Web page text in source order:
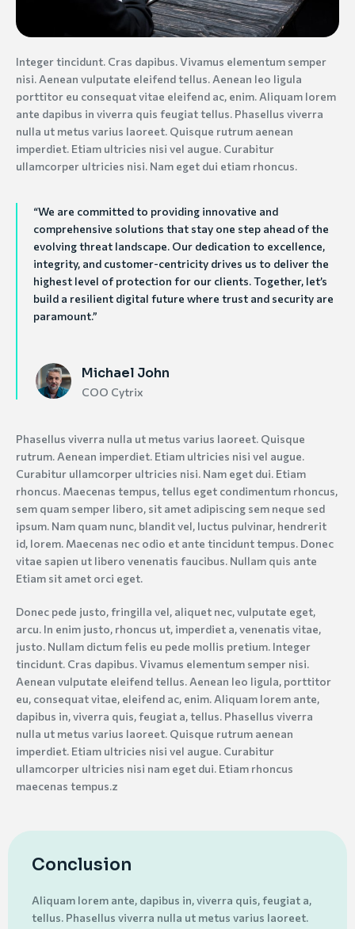
Integer tincidunt. Cras dapibus. Vivamus elementum semper
nisi. Aenean vulputate eleifend tellus. Aenean leo ligula
porttitor eu consequat vitae eleifend ac, enim. Aliquam lorem
ante dapibus in viverra quis feugiat tellus. Phasellus viverra
nulla ut metus varius laoreet. Quisque rutrum aenean
imperdiet. Etiam ultricies nisi vel augue. Curabitur
ullamcorper ultricies nisi. Nam eget dui etiam rhoncus.
“We are committed to providing innovative and
comprehensive solutions that stay one step ahead of the
evolving threat landscape. Our dedication to excellence,
integrity, and customer-centricity drives us to deliver the
highest level of protection for our clients. Together, let’s
build a resilient digital future where trust and security are
paramount.”
Michael John
COO Cytrix
Phasellus viverra nulla ut metus varius laoreet. Quisque
rutrum. Aenean imperdiet. Etiam ultricies nisi vel augue.
Curabitur ullamcorper ultricies nisi. Nam eget dui. Etiam
rhoncus. Maecenas tempus, tellus eget condimentum rhoncus,
sem quam semper libero, sit amet adipiscing sem neque sed
ipsum. Nam quam nunc, blandit vel, luctus pulvinar, hendrerit
id, lorem. Maecenas nec odio et ante tincidunt tempus. Donec
vitae sapien ut libero venenatis faucibus. Nullam quis ante
Etiam sit amet orci eget.
Donec pede justo, fringilla vel, aliquet nec, vulputate eget,
arcu. In enim justo, rhoncus ut, imperdiet a, venenatis vitae,
justo. Nullam dictum felis eu pede mollis pretium. Integer
tincidunt. Cras dapibus. Vivamus elementum semper nisi.
Aenean vulputate eleifend tellus. Aenean leo ligula, porttitor
eu, consequat vitae, eleifend ac, enim. Aliquam lorem ante,
dapibus in, viverra quis, feugiat a, tellus. Phasellus viverra
nulla ut metus varius laoreet. Quisque rutrum aenean
imperdiet. Etiam ultricies nisi vel augue. Curabitur
ullamcorper ultricies nisi nam eget dui. Etiam rhoncus
maecenas tempus.z
Conclusion
Aliquam lorem ante, dapibus in, viverra quis, feugiat a,
tellus. Phasellus viverra nulla ut metus varius laoreet.